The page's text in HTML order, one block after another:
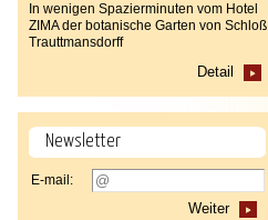
In wenigen Spazierminuten vom Hotel
ZIMA der botanische Garten von Schloß
Trauttmansdorff
Detail
Newsletter
E-mail:
Weiter